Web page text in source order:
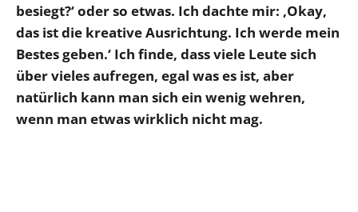
besiegt?‘ oder so etwas. Ich dachte mir: ‚Okay,
das ist die kreative Ausrichtung. Ich werde mein
Bestes geben.‘ Ich finde, dass viele Leute sich
über vieles aufregen, egal was es ist, aber
natürlich kann man sich ein wenig wehren,
wenn man etwas wirklich nicht mag.